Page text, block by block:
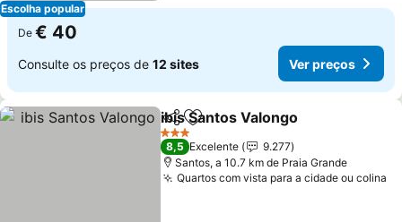
Escolha popular
De € 40
Consulte os preços de 12 sites Ver preços
PartilharAdicionar aos favoritos
ibis Santos Valongo
3 Estrelas
8,5 Excelente
9.277
Santos, a 10.7 km de Praia Grande
Quartos com vista para a cidade ou colina